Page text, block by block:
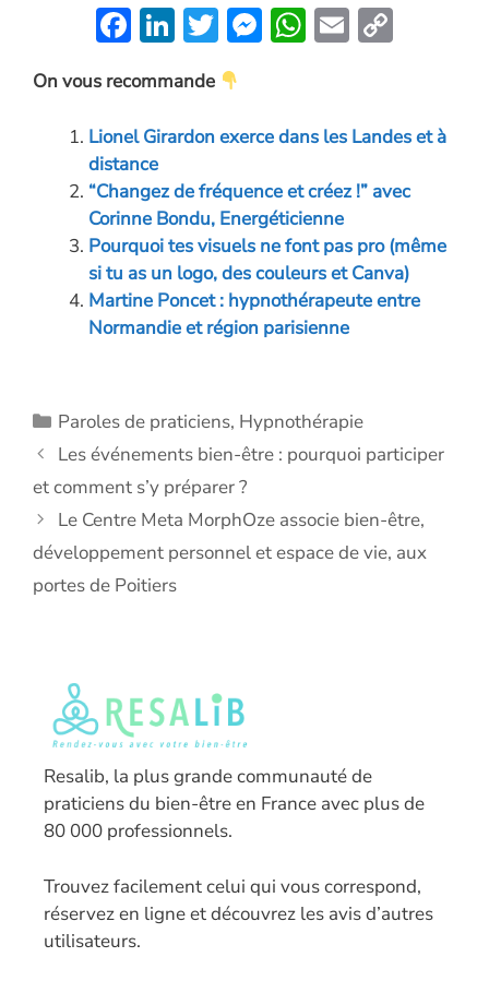
F
e
b
o
o
k
Li
k
e
n
T
w
itt
er
M
n
er
W
s
p
p
E
l y
n
k
On vous recommande
Lionel Girardon exerce dans les Landes et à
distance
“Changez de fréquence et créez !” avec
Corinne Bondu, Energéticienne
Pourquoi tes visuels ne font pas pro (même
si tu as un logo, des couleurs et Canva)
Martine Poncet : hypnothérapeute entre
Normandie et région parisienne
Catégories
Paroles de praticiens, Hypnothérapie
Les événements bien-être : pourquoi participer
et comment s’y préparer ?
Le Centre Meta MorphOze associe bien-être,
développement personnel et espace de vie, aux
portes de Poitiers
Resalib, la plus grande communauté de
praticiens du bien-être en France avec plus de
80 000 professionnels.
Trouvez facilement celui qui vous correspond,
réservez en ligne et découvrez les avis d’autres
utilisateurs.